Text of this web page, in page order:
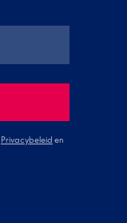
Privacybeleid en